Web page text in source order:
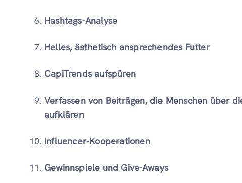
Hashtags-Analyse
Helles, ästhetisch ansprechendes Futter
CapiTrends aufspüren
Verfassen von Beiträgen, die Menschen über
aufklären
Influencer-Kooperationen
Gewinnspiele und Give-Aways